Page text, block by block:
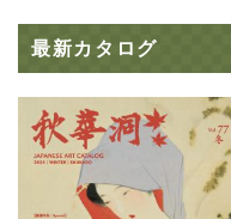
最新カタログ